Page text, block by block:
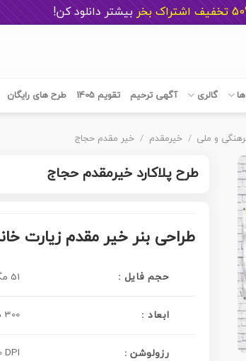
بیشتر دانلود کن!
گالری آگهی ترحیم تقویم 1405 طرح های رایگان
و ملی / خیرمقدم / خیر مقدم حجاج
طرح پلاکارد خیرمقدم حجاج
طراحی بنر خیر مقدم زیارت
حجم فایل : 51 مگابایت
ابعاد : 300 در 100 سانتی متر
رزولوشن : DPI